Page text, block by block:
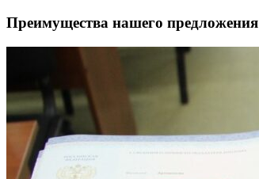
Преимущества нашего предложения